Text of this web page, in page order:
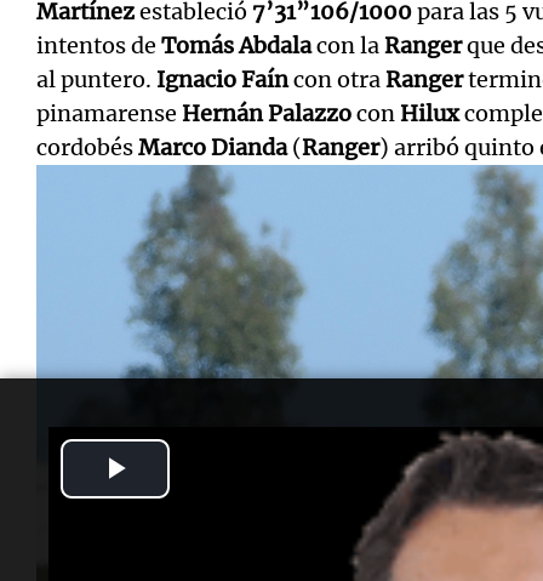
Martínezestableció 7’31”106/1000para las 5
intentos de Tomás Abdalacon la Rangerque
al puntero. Ignacio Faíncon otra Ranger
pinamarense Hernán Palazzocon Hilux
cordobésMarco Dianda(Ranger) arribó quinto